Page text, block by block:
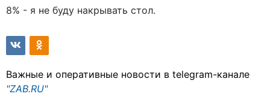
8% - я не буду накрывать стол.
Важные и оперативные новости в telegram-канале
"ZAB.RU"